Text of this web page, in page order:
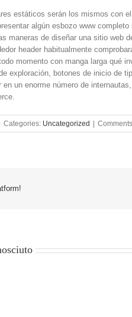
estáticos serán los mismos con
algún esbozo www
maneras de diseñar una sitio
header habitualmente
momento con manga larga qué
exploración, botones de inicio de
un enorme número de
Categories: Uncategorized